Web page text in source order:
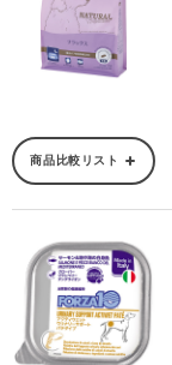
商品比較リスト